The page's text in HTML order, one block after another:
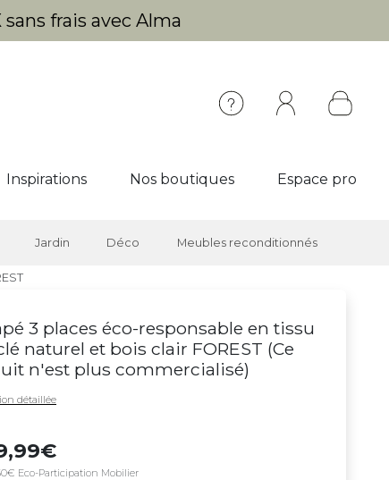
frais avec Alma
Inspirations Nos boutiques Espace pro
Jardin Déco Meubles reconditionnés
3 places éco-responsable en tissu
naturel et bois clair FOREST (Ce
n'est plus commercialisé)
détaillée
Eco-Participation Mobilier